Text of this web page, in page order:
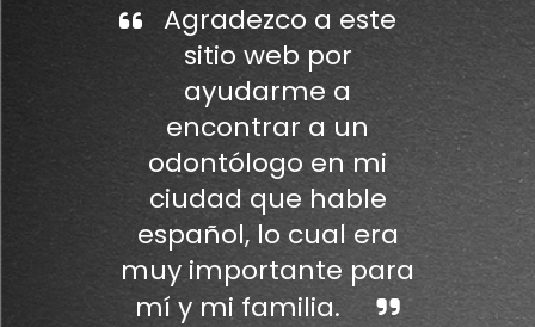
Agradezco a este
sitio web por
ayudarme a
encontrar a un
odontólogo en mi
ciudad que hable
español, lo cual era
muy importante para
mí y mi familia.